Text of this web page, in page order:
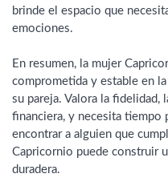
brinde el espacio que
emociones.
En resumen, la mujer
comprometida y estable en
su pareja. Valora la fidelidad,
financiera, y necesita tiempo
encontrar a alguien que
Capricornio puede construir
duradera.